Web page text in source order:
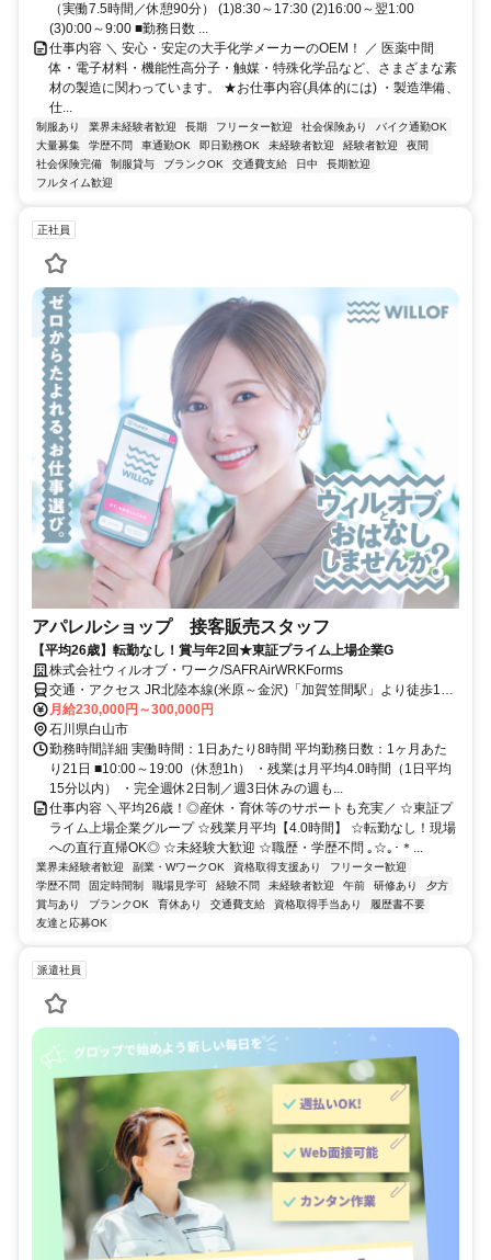
（実働7.5時間／休憩90分） (1)8:30～17:30 (2)16:00～翌1:00
(3)0:00～9:00 ■勤務日数 ...
仕事内容 ＼ 安心・安定の大手化学メーカーのOEM！ ／ 医薬中間
体・電子材料・機能性高分子・触媒・特殊化学品など、さまざまな素
材の製造に関わっています。 ★お仕事内容(具体的には) ・製造準備、
仕...
制服あり 業界未経験者歓迎 長期 フリーター歓迎 社会保険あり
バイク通勤OK
大量募集
学歴不問 車通勤OK 即日勤務OK 未経験者歓迎 経験者歓迎
夜間
社会保険完備
制服貸与 ブランクOK 交通費支給 日中
長期歓迎
フルタイム歓迎
正社員
アパレルショップ 接客販売スタッフ
【平均26歳】転勤なし！賞与年2回★東証プライム上場企業G
株式会社ウィルオブ・ワーク/SAFRAirWRKForms
交通・アクセス JR北陸本線(米原～金沢)「加賀笠間駅」より徒歩15
分
月給230,000円～300,000円
石川県白山市
勤務時間詳細 実働時間：1日あたり8時間 平均勤務日数：1ヶ月あた
り21日 ■10:00～19:00（休憩1h） ・残業は月平均4.0時間（1日平均
15分以内） ・完全週休2日制／週3日休みの週も...
仕事内容 ＼平均26歳！◎産休・育休等のサポートも充実／ ☆東証プ
ライム上場企業グループ ☆残業月平均【4.0時間】 ☆転勤なし！現場
への直行直帰OK◎ ☆未経験大歓迎 ☆職歴・学歴不問 ｡☆｡･＊...
業界未経験者歓迎 副業・WワークOK 資格取得支援あり
フリーター歓迎
学歴不問
固定時間制 職場見学可 経験不問 未経験者歓迎 午前 研修あり
夕方
賞与あり
ブランクOK 育休あり 交通費支給 資格取得手当あり
履歴書不要
友達と応募OK
派遣社員